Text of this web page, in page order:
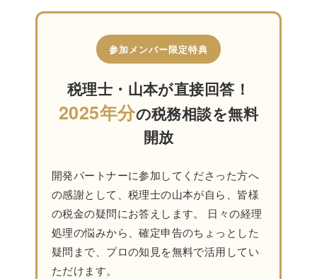
参加メンバー限定特典
税理士・山本が直接回答！
2025年分の税務相談を無料
開放
開発パートナーに参加してくださった方へ
の感謝として、税理士の山本が自ら、皆様
の税金の疑問にお答えします。 日々の経理
処理の悩みから、確定申告のちょっとした
疑問まで、プロの知見を無料で活用してい
ただけます。